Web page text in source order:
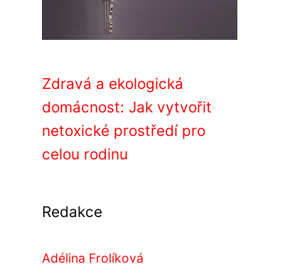
Zdravá a ekologická
domácnost: Jak vytvořit
netoxické prostředí pro
celou rodinu
Redakce
Adélina Frolíková